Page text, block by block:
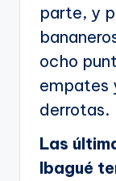
parte, y
ocho
empates
derrotas.
Las
Ibagué